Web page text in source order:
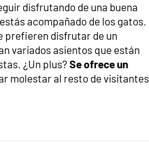
disfrutando de una buena
acompañado de los gatos.
prefieren disfrutar de un
variados asientos que están
¿Un plus?Se ofrece un
molestar al resto de visitantes